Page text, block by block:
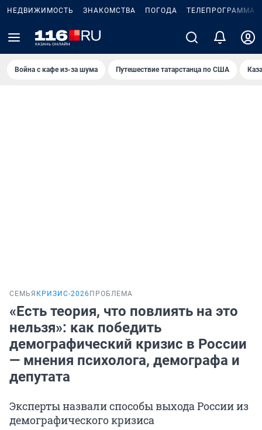
НЕДВИЖИМОСТЬ ЗНАКОМСТВА ПОГОДА ТЕЛЕПРОГРАММА
Война с кафе из-за шума Путешествие татарстанца по США
СЕМЬЯ КРИЗИС-2026 ПРОБЛЕМА
«Есть теория, что повлиять на это
нельзя»: как победить
демографический кризис в России
— мнения психолога, демографа и
депутата
Эксперты назвали способы выхода России из
демографического кризиса